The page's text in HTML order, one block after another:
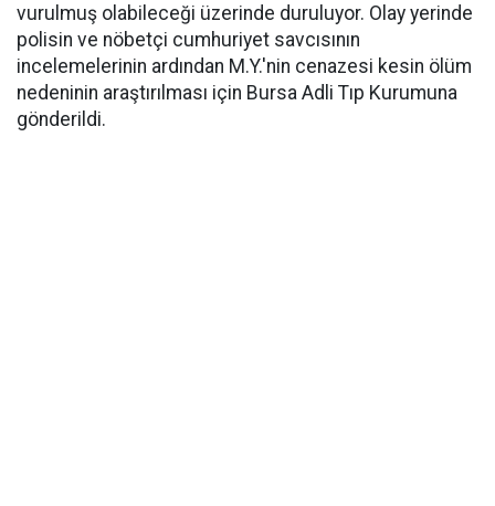
vurulmuş olabileceği üzerinde duruluyor. Olay yerinde
polisin ve nöbetçi cumhuriyet savcısının
incelemelerinin ardından M.Y.'nin cenazesi kesin ölüm
nedeninin araştırılması için Bursa Adli Tıp Kurumuna
gönderildi.